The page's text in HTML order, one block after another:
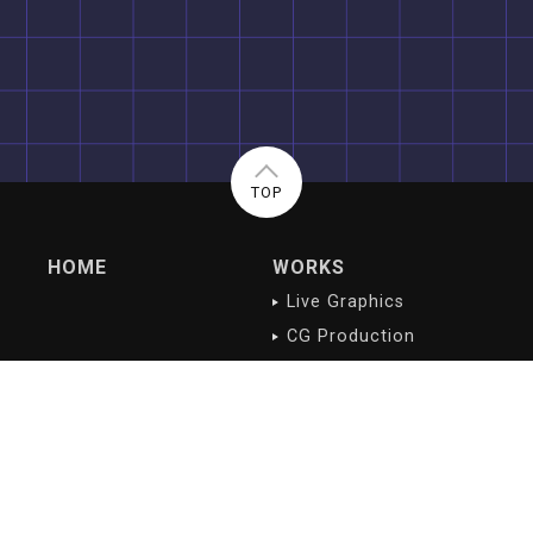
TOP
HOME WORKS
Live Graphics
CG Production